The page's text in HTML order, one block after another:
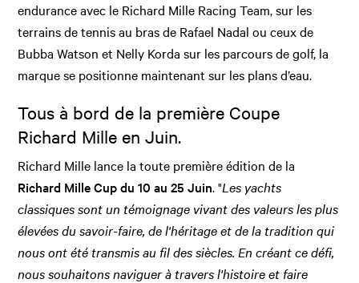
endurance avec le Richard Mille Racing Team, sur les
terrains de tennis au bras de Rafael Nadal ou ceux de
Bubba Watson et Nelly Korda sur les parcours de golf, la
marque se positionne maintenant sur les plans d’eau.
Tous à bord de la première Coupe
Richard Mille en Juin.
Richard Mille lance la toute première édition de la
Richard Mille Cup du 10 au 25 Juin. "Les yachts
classiques sont un témoignage vivant des valeurs les plus
élevées du savoir-faire, de l'héritage et de la tradition qui
nous ont été transmis au fil des siècles. En créant ce défi,
nous souhaitons naviguer à travers l'histoire et faire